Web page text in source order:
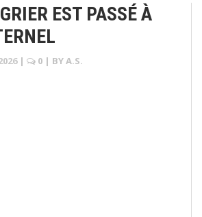
EST PASSÉ À
| 0 | BYA.S.